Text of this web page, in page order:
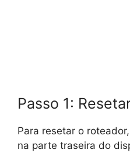
Passo 1:
Para resetar o
na parte traseira do